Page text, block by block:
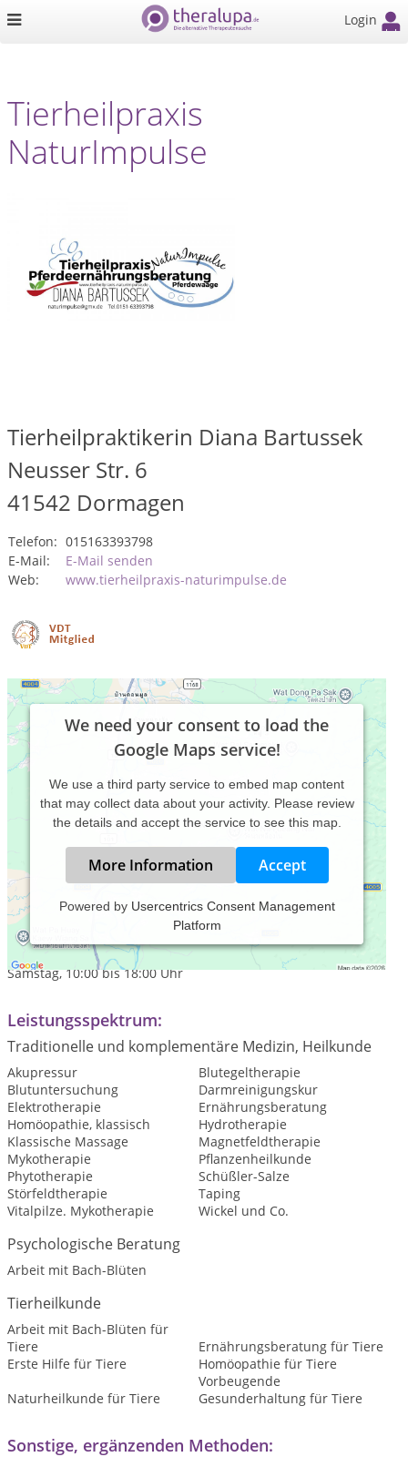
Login
Tierheilpraxis
NaturImpulse
Tierheilpraktikerin Diana Bartussek
Neusser Str. 6
41542 Dormagen
Telefon: 015163393798
E-Mail:
E-Mail senden
Web:
www.tierheilpraxis-naturimpulse.de
We need your consent to load the
Google Maps service!
We use a third party service to embed map content
that may collect data about your activity. Please review
the details and accept the service to see this map.
More Information Accept
Powered by Usercentrics Consent Management
Platform
Praxiszeiten:
Freitag, 10:00 bis 18:00 Uhr
Samstag, 10:00 bis 18:00 Uhr
Leistungsspektrum:
Traditionelle und komplementäre Medizin, Heilkunde
Akupressur
Blutegeltherapie
Blutuntersuchung
Darmreinigungskur
Elektrotherapie
Ernährungsberatung
Homöopathie, klassisch
Hydrotherapie
Klassische Massage
Magnetfeldtherapie
Mykotherapie
Pflanzenheilkunde
Phytotherapie
Schüßler-Salze
Störfeldtherapie
Taping
Vitalpilze. Mykotherapie
Wickel und Co.
Psychologische Beratung
Arbeit mit Bach-Blüten
Tierheilkunde
Arbeit mit Bach-Blüten für
Tiere
Ernährungsberatung für Tiere
Erste Hilfe für Tiere
Homöopathie für Tiere
Naturheilkunde für Tiere
Vorbeugende
Gesunderhaltung für Tiere
Sonstige, ergänzenden Methoden: